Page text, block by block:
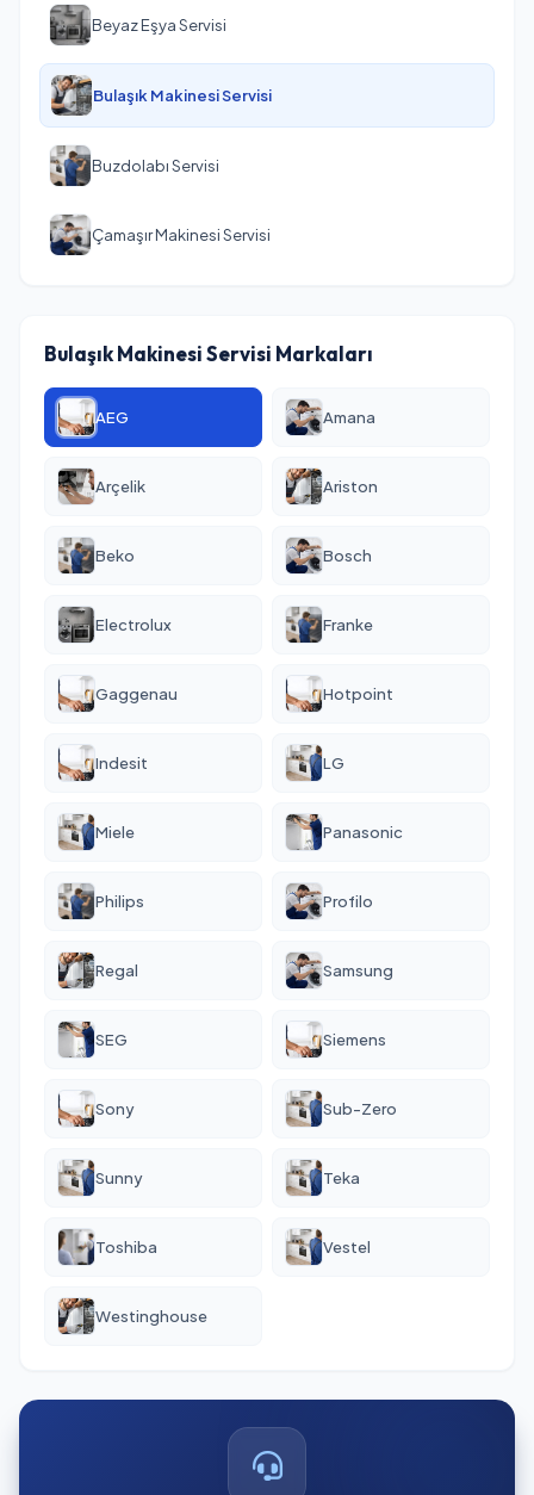
Beyaz Eşya Servisi
Bulaşık Makinesi Servisi
Buzdolabı Servisi
Çamaşır Makinesi Servisi
Bulaşık Makinesi Servisi Markaları
AEG Amana
Arçelik Ariston
Beko Bosch
Electrolux Franke
Gaggenau Hotpoint
Indesit LG
Miele Panasonic
Philips Profilo
Regal Samsung
SEG Siemens
Sony Sub-Zero
Sunny Teka
Toshiba Vestel
Westinghouse